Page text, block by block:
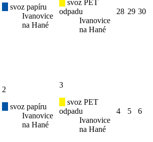
svoz papíru
Ivanovice
na Hané
svoz PET
odpadu
Ivanovice
na Hané
28 29 30
2
svoz papíru
Ivanovice
na Hané
3
svoz PET
odpadu
Ivanovice
na Hané
4 5 6